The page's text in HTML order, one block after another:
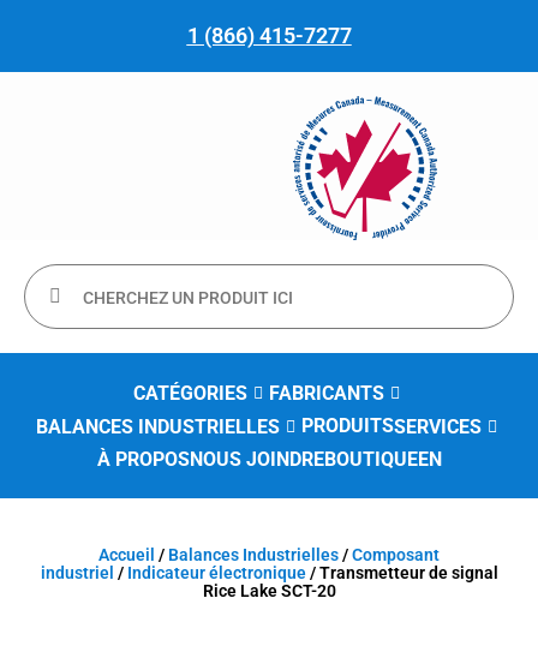
1 (866) 415-7277
CATÉGORIES
FABRICANTS
BALANCES INDUSTRIELLES
PRODUITSSERVICES
À PROPOSNOUS JOINDREBOUTIQUEEN
Accueil / Balances Industrielles/Composant
industriel / Indicateur électronique/ Transmetteur de signal
Rice Lake SCT-20